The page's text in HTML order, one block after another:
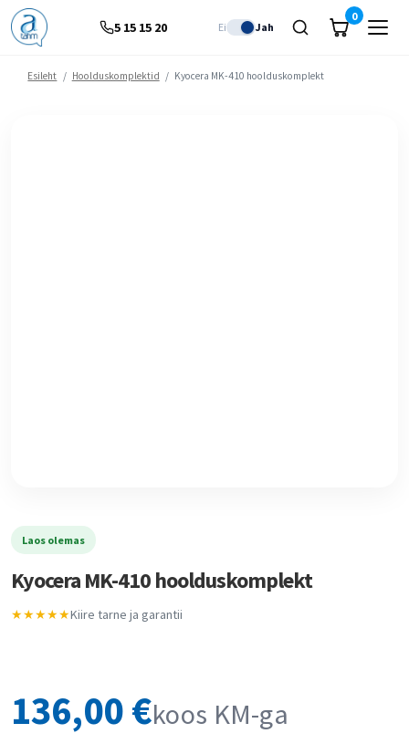
5 15 15 20 Ei Jah
0
Esileht / Hoolduskomplektid / Kyocera MK-410 hoolduskomplekt
Laos olemas
Kyocera MK-410 hoolduskomplekt
★★★★★Kiire tarne ja garantii
136,00€koos KM-ga